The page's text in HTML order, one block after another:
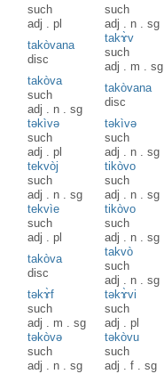
such
adj .pl
such
adj . n .sg
takòvana
disc
takɤ̀v
such
adj . m .sg
takòva
such
adj . n .sg
takòvana
disc
təkìvə
such
adj .pl
təkìvə
such
adj . n .sg
tekvòj
such
adj . n .sg
tikòvo
such
adj . n .sg
tekvìe
such
adj .pl
tikòvo
such
adj . n .sg
takòva
disc
takvò
such
adj . n .sg
təkɤ̀f
such
adj . m .sg
təkɤ̀vi
such
adj .pl
təkòvə
such
adj . n .sg
təkòvu
such
adj .f .sg